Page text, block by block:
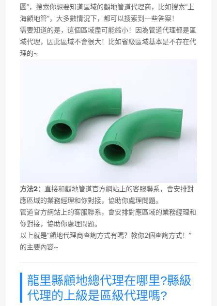
圖”，搜索你想要知道區域的顧地管道代理商，比如搜索“上
海顧地管”，大多數情況下，都可以搜索到一些答案！
需要知道的是，這個區域盡可能縮小！因為管道代理都是區
域代理，因此區域不會很大！比如省級區域基本是不存在代
理的~
方法2： 直接和顧地管道官方網站上的客服聯系，會安排對
應區域的業務經理和你對接，協助你處理問題。
管道官方網站上的客服聯系，會安排對應區域的業務經理和
你對接，協助你處理問題。
以上就是“顧地代理商查詢方式有嗎？教你2個查詢方式！”
的主要內容~
龍里縣顧地總代理在哪里?縣級
代理的上級是區級代理嗎?